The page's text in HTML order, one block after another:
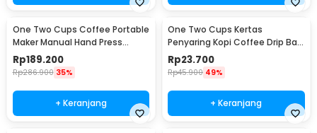
One Two Cups Coffee Portable
Maker Manual Hand Press
Espresso 300ml - T35066
Rp189.200
Rp286.900 35%
+ Keranjang
One Two Cups Kertas
Penyaring Kopi Coffee Drip Bag
Paper Filter 50PCS - T111
Rp23.700
Rp45.900 49%
+ Keranjang